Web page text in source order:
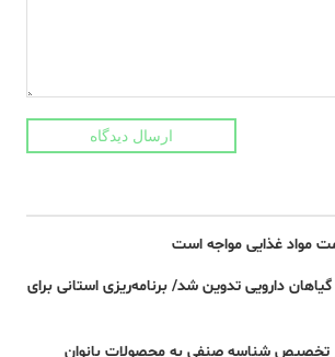
ارسال دیدگاه
مواد غذایی مواجه است
دارویی تدوین شد/ برنامه‌ریزی استانی برای
تخصیص شناسه صنفی به محصولات بانوان